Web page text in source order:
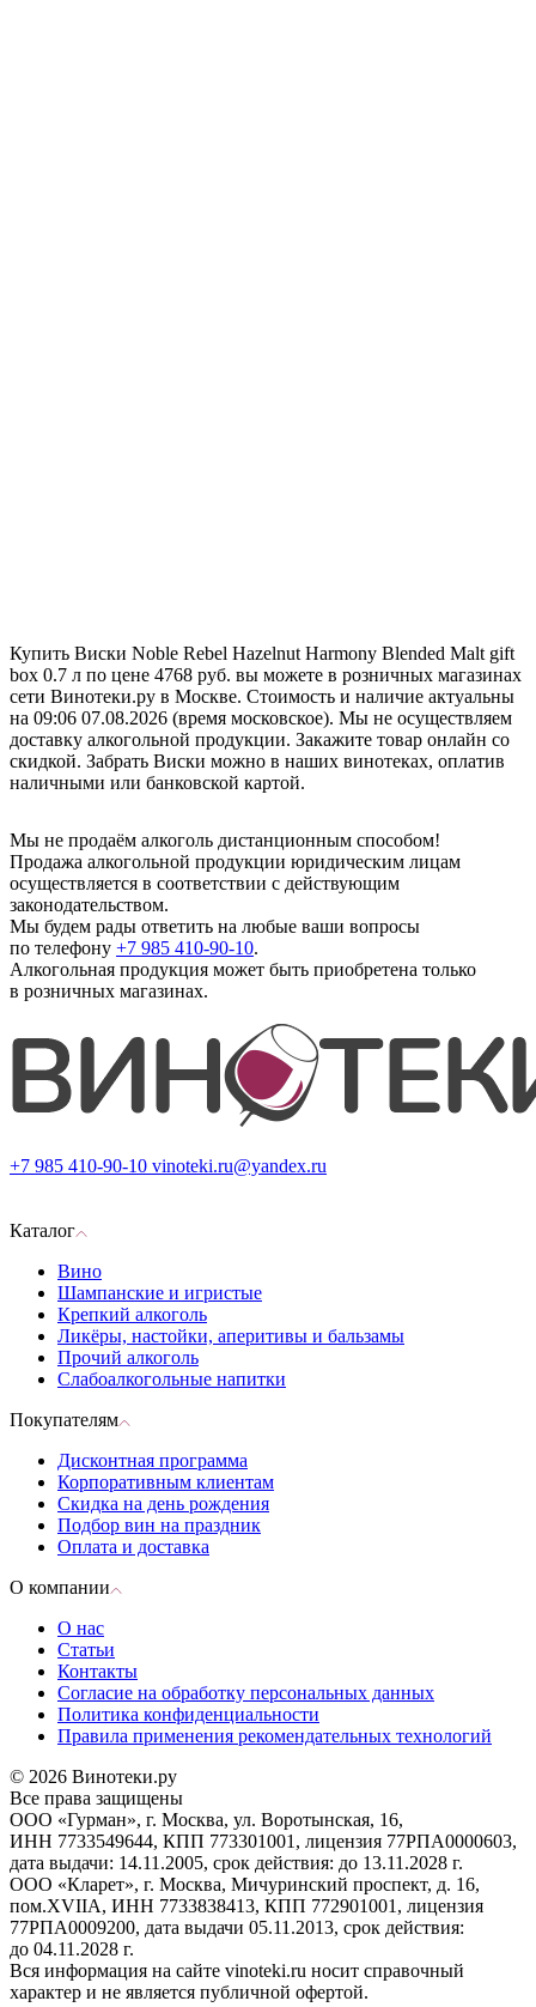
Купить Виски Noble Rebel Hazelnut Harmony Blended Malt gift
box 0.7 л по цене 4768 руб. вы можете в розничных магазинах
сети Винотеки.ру в Москве. Стоимость и наличие актуальны
на 09:06 07.08.2026 (время московское). Мы не осуществляем
доставку алкогольной продукции. Закажите товар онлайн со
скидкой. Забрать Виски можно в наших винотеках, оплатив
наличными или банковской картой.
Мы не продаём алкоголь дистанционным способом!
Продажа алкогольной продукции юридическим лицам
осуществляется в соответствии с действующим
законодательством.
Мы будем рады ответить на любые ваши вопросы
по телефону +7 985 410-90-10.
Алкогольная продукция может быть приобретена только
в розничных магазинах.
+7 985 410-90-10 vinoteki.ru@yandex.ru
Каталог
Вино
Шампанские и игристые
Крепкий алкоголь
Ликёры, настойки, аперитивы и бальзамы
Прочий алкоголь
Слабоалкогольные напитки
Покупателям
Дисконтная программа
Корпоративным клиентам
Скидка на день рождения
Подбор вин на праздник
Оплата и доставка
О компании
О нас
Статьи
Контакты
Согласие на обработку персональных данных
Политика конфиденциальности
Правила применения рекомендательных технологий
© 2026 Винотеки.ру
Все права защищены
ООО «Гурман», г. Москва, ул. Воротынская, 16,
ИНН 7733549644, КПП 773301001, лицензия 77РПА0000603,
дата выдачи: 14.11.2005, срок действия: до 13.11.2028 г.
ООО «Кларет», г. Москва, Мичуринский проспект, д. 16,
пом.XVIIA, ИНН 7733838413, КПП 772901001, лицензия
77РПА0009200, дата выдачи 05.11.2013, срок действия:
до 04.11.2028 г.
Вся информация на сайте vinoteki.ru носит справочный
характер и не является публичной офертой.